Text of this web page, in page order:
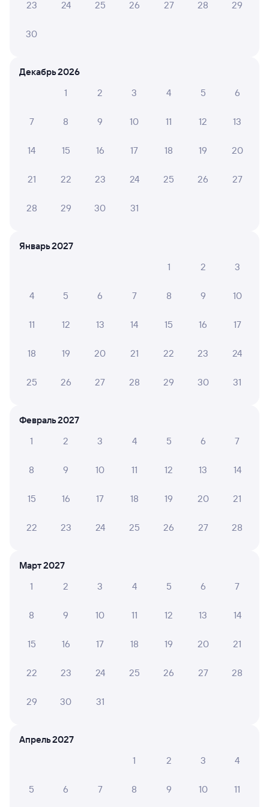
Тюмень
Сургут
Дни следования
Плацкарт
от2 ⁠215 ⁠₽
Даже если сейчас нет мест
Искать билеты
Сургут
03:58
из Пензы-1
в Нижневартовск-1
06:58 19:49
Дни следования ближайшие: 8, 10, 12 августа Маршрут
Плацкарт Купе
Фирменный
412Е Проходящий
23 24 25 26 27 28 29
30
Декабрь 2026
1
2 3 4 5 6
7 8 9 10 11 12 13
14 15 16 17 18 19 20
21 22 23 24 25 26 27
28 29 30 31
Январь 2027
1
2 3
4 5 6 7 8 9 10
11 12 13 14 15 16 17
18 19 20 21 22 23 24
25 26 27 28 29 30 31
Февраль 2027
1
2 3 4 5 6 7
8 9 10 11 12 13 14
15 16 17 18 19 20 21
22 23 24 25 26 27 28
Март 2027
1
2 3 4 5 6 7
8 9 10 11 12 13 14
15 16 17 18 19 20 21
22 23 24 25 26 27 28
29 30 31
Апрель 2027
1
2 3 4
5 6 7 8 9 10 11